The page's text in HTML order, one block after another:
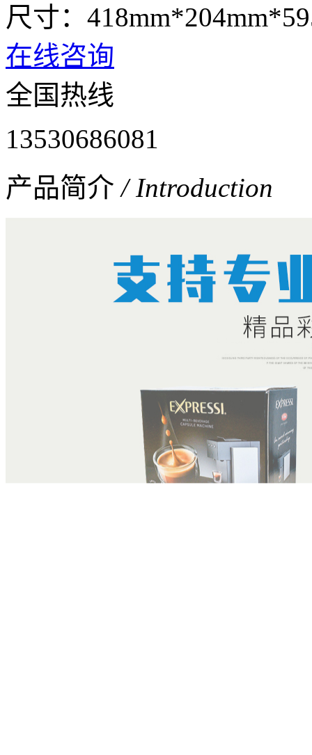
尺寸：
在线咨询
全国热线
13530686081
产品简介 / Introduction